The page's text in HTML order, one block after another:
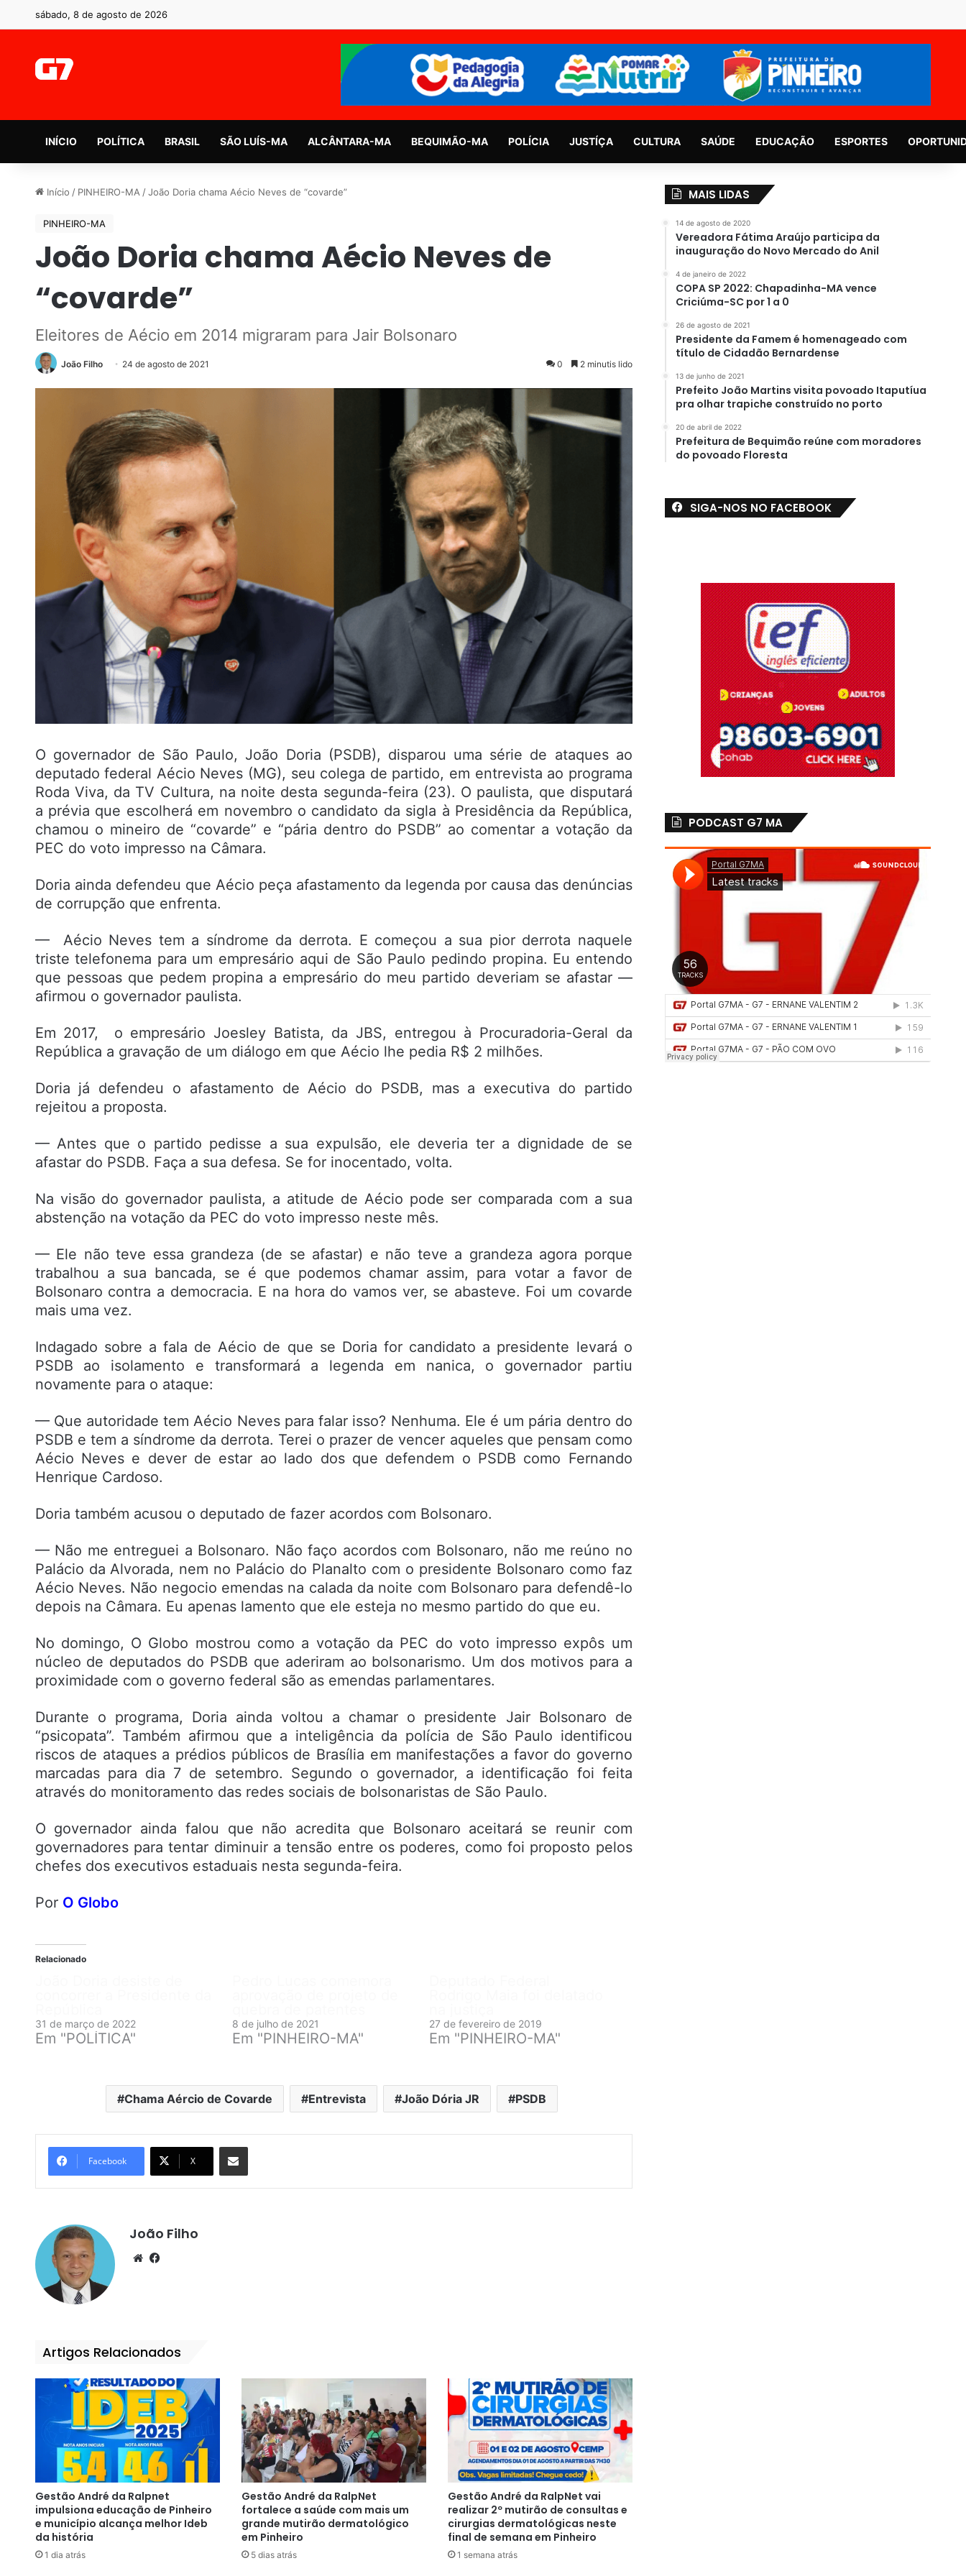
sábado, 8 de agosto de 2026
INÍCIO POLÍTICA BRASIL SÃO LUÍS-MA ALCÂNTARA-MA BEQUIMÃO-MA POLÍCIA JUSTÍÇA CULTURA SAÚDE EDUCAÇÃO ESPORTES
Início / PINHEIRO-MA / João Doria chama Aécio Neves de “covarde”
PINHEIRO-MA
João Doria chama Aécio Neves de
“covarde”
Eleitores de Aécio em 2014 migraram para Jair Bolsonaro
João Filho 24 de agosto de 2021 0 2 minutis lido
O governador de São Paulo, João Doria (PSDB), disparou uma série de ataques ao
deputado federal Aécio Neves (MG), seu colega de partido, em entrevista ao programa
Roda Viva, da TV Cultura, na noite desta segunda-feira (23). O paulista, que disputará
a prévia que escolherá em novembro o candidato da sigla à Presidência da República,
chamou o mineiro de “covarde” e “pária dentro do PSDB” ao comentar a votação da
PEC do voto impresso na Câmara.
Doria ainda defendeu que Aécio peça afastamento da legenda por causa das denúncias
de corrupção que enfrenta.
— Aécio Neves tem a síndrome da derrota. E começou a sua pior derrota naquele
triste telefonema para um empresário aqui de São Paulo pedindo propina. Eu entendo
que pessoas que pedem propina a empresário do meu partido deveriam se afastar —
afirmou o governador paulista.
Em 2017, o empresário Joesley Batista, da JBS, entregou à Procuradoria-Geral da
República a gravação de um diálogo em que Aécio lhe pedia R$ 2 milhões.
Doria já defendeu o afastamento de Aécio do PSDB, mas a executiva do partido
rejeitou a proposta.
— Antes que o partido pedisse a sua expulsão, ele deveria ter a dignidade de se
afastar do PSDB. Faça a sua defesa. Se for inocentado, volta.
Na visão do governador paulista, a atitude de Aécio pode ser comparada com a sua
abstenção na votação da PEC do voto impresso neste mês.
— Ele não teve essa grandeza (de se afastar) e não teve a grandeza agora porque
trabalhou a sua bancada, se é que podemos chamar assim, para votar a favor de
Bolsonaro contra a democracia. E na hora do vamos ver, se abasteve. Foi um covarde
mais uma vez.
Indagado sobre a fala de Aécio de que se Doria for candidato a presidente levará o
PSDB ao isolamento e transformará a legenda em nanica, o governador partiu
novamente para o ataque:
— Que autoridade tem Aécio Neves para falar isso? Nenhuma. Ele é um pária dentro do
PSDB e tem a síndrome da derrota. Terei o prazer de vencer aqueles que pensam como
Aécio Neves e dever de estar ao lado dos que defendem o PSDB como Fernando
Henrique Cardoso.
Doria também acusou o deputado de fazer acordos com Bolsonaro.
— Não me entreguei a Bolsonaro. Não faço acordos com Bolsonaro, não me reúno no
Palácio da Alvorada, nem no Palácio do Planalto com o presidente Bolsonaro como faz
Aécio Neves. Não negocio emendas na calada da noite com Bolsonaro para defendê-lo
depois na Câmara. Eu apenas lamento que ele esteja no mesmo partido do que eu.
No domingo, O Globo mostrou como a votação da PEC do voto impresso expôs um
núcleo de deputados do PSDB que aderiram ao bolsonarismo. Um dos motivos para a
proximidade com o governo federal são as emendas parlamentares.
Durante o programa, Doria ainda voltou a chamar o presidente Jair Bolsonaro de
“psicopata”. Também afirmou que a inteligência da polícia de São Paulo identificou
riscos de ataques a prédios públicos de Brasília em manifestações a favor do governo
marcadas para dia 7 de setembro. Segundo o governador, a identificação foi feita
através do monitoramento das redes sociais de bolsonaristas de São Paulo.
O governador ainda falou que não acredita que Bolsonaro aceitará se reunir com
governadores para tentar diminuir a tensão entre os poderes, como foi proposto pelos
chefes dos executivos estaduais nesta segunda-feira.
Por O Globo
Relacionado
31 de março de 2022
Em "POLÍTICA"
8 de julho de 2021
Em "PINHEIRO-MA"
27 de fevereiro de 2019
Em "PINHEIRO-MA"
Chama Aércio de Covarde Entrevista João Dória JR PSDB
Facebook X
Compartilhar por e-mail
João Filho
We
Artigos Relacionados
Gestão André da Ralpnet
impulsiona educação de Pinheiro
e município alcança melhor Ideb
da história
1 dia atrás
Gestão André da RalpNet
fortalece a saúde com mais um
grande mutirão dermatológico
em Pinheiro
5 dias atrás
Gestão André da RalpNet vai
realizar 2º mutirão de consultas e
cirurgias dermatológicas neste
final de semana em Pinheiro
1 semana atrás
MAIS LIDAS
14 de agosto de 2020
Vereadora Fátima Araújo participa da
inauguração do Novo Mercado do Anil
4 de janeiro de 2022
COPA SP 2022: Chapadinha-MA vence
Criciúma-SC por 1 a 0
26 de agosto de 2021
Presidente da Famem é homenageado com
título de Cidadão Bernardense
13 de junho de 2021
Prefeito João Martins visita povoado Itaputíua
pra olhar trapiche construído no porto
20 de abril de 2022
Prefeitura de Bequimão reúne com moradores
do povoado Floresta
SIGA-NOS NO FACEBOOK
PODCAST G7 MA